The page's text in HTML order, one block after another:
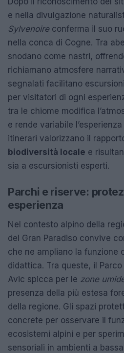
e nella divulgazione
Sylvenoireconferma il suo
nella conca di Cogne. Tra
snodano come nastri,
richiamano atmosfere
segnalati facilitano
per visitatori di ogni
tra le chiome modifica
e rende variabile
itinerari valorizzano il
biodiversità locale e
sia a escursionisti esperti.
Parchi e riserve:
esperienza
Nel contesto alpino della
del Gran Paradiso convive
che ne ampliano la funzione
didattica. Tra queste, il
Avic spicca per le zone
presenza della più estesa
della regione. Gli spazi
concrete per osservare il
ecosistemi alpini e per
sensoriali in ambienti a